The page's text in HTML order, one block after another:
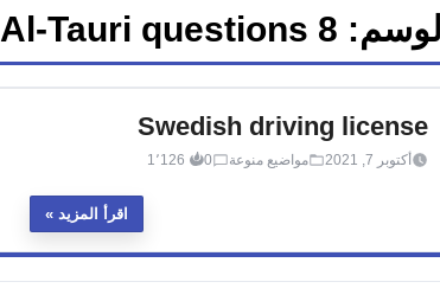
الوسم: Al-Tauri questions 8
Swedish driving license
أكتوبر 7, 2021 مواضيع منوعة 0 1٬126
اقرأ المزيد